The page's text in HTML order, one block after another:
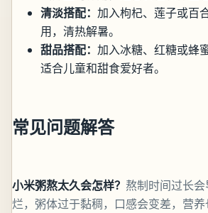
清淡搭配： 加入枸杞、莲子或百
用，清热解暑。
甜品搭配： 加入冰糖、红糖或蜂
适合儿童和甜食爱好者。
常见问题解答
小米粥熬太久会怎样？ 熬制时间过长
烂，粥体过于黏稠，口感会变差，营养